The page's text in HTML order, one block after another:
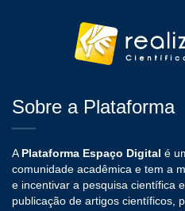
Sobre a Plataforma
APlataforma Espaço Digital é
comunidade acadêmica e tem a
e incentivar a pesquisa científica
publicação de artigos científicos,